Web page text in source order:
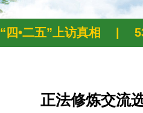
“四•二五”上访真相
正法修炼交流